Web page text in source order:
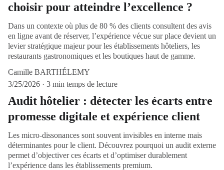
choisir pour atteindre l’excellence ?
Dans un contexte où plus de 80 % des clients consultent des avis
en ligne avant de réserver, l’expérience vécue sur place devient un
levier stratégique majeur pour les établissements hôteliers, les
restaurants gastronomiques et les boutiques haut de gamme.
Camille BARTHÉLEMY
3/25/2026
3 min temps de lecture
Audit hôtelier : détecter les écarts entre
promesse digitale et expérience client
Les micro-dissonances sont souvent invisibles en interne mais
déterminantes pour le client. Découvrez pourquoi un audit externe
permet d’objectiver ces écarts et d’optimiser durablement
l’expérience dans les établissements premium.